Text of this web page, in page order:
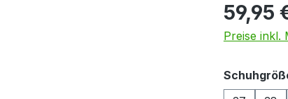
59,95
Preise inkl.